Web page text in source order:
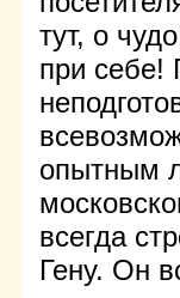
тут, о
при себе!
опытным
всегда
Гену. Он